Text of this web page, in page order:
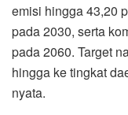
emisi hingga 43,20
pada 2030, serta
pada 2060. Target
hingga ke tingkat
nyata.